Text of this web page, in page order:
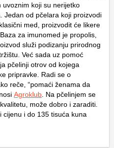
uvoznim koji su nerijetko
Jedan od pčelara koji proizvodi
med, proizvodit će likere
za imunomed je propolis,
služi podizanju prirodnog
Već sada uz pomoć
pčelinji otrov od kojega
pripravke. Radi se o
reče, “pomaći ženama da
Agroklub . Na pčelinjem se
može dobro i zaraditi.
cijenu i do 135 tisuća kuna